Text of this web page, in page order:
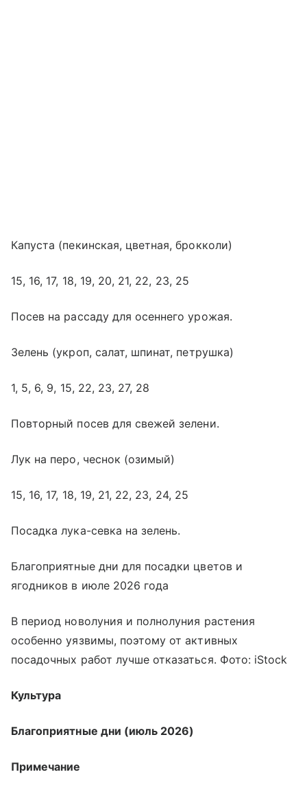
Капуста (пекинская, цветная, брокколи)
15, 16, 17, 18, 19, 20, 21, 22, 23, 25
Посев на рассаду для осеннего урожая.
Зелень (укроп, салат, шпинат, петрушка)
1, 5, 6, 9, 15, 22, 23, 27, 28
Повторный посев для свежей зелени.
Лук на перо, чеснок (озимый)
15, 16, 17, 18, 19, 21, 22, 23, 24, 25
Посадка лука-севка на зелень.
Благоприятные дни для посадки цветов и
ягодников в июле 2026 года
В период новолуния и полнолуния растения
особенно уязвимы, поэтому от активных
посадочных работ лучше отказаться. Фото: iStock
Культура
Благоприятные дни (июль 2026)
Примечание